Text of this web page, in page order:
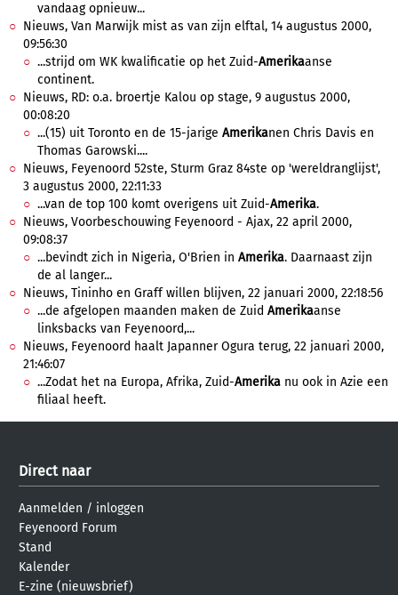
vandaag opnieuw...
Nieuws, Van Marwijk mist as van zijn elftal, 14 augustus 2000,
09:56:30
...strijd om WK kwalificatie op het Zuid-Amerikaanse
continent.
Nieuws, RD: o.a. broertje Kalou op stage, 9 augustus 2000,
00:08:20
...(15) uit Toronto en de 15-jarige Amerikanen Chris Davis en
Thomas Garowski....
Nieuws, Feyenoord 52ste, Sturm Graz 84ste op 'wereldranglijst',
3 augustus 2000, 22:11:33
...van de top 100 komt overigens uit Zuid-Amerika.
Nieuws, Voorbeschouwing Feyenoord - Ajax, 22 april 2000,
09:08:37
...bevindt zich in Nigeria, O'Brien in Amerika. Daarnaast zijn
de al langer...
Nieuws, Tininho en Graff willen blijven, 22 januari 2000, 22:18:56
...de afgelopen maanden maken de Zuid Amerikaanse
linksbacks van Feyenoord,...
Nieuws, Feyenoord haalt Japanner Ogura terug, 22 januari 2000,
21:46:07
...Zodat het na Europa, Afrika, Zuid-Amerika nu ook in Azie een
filiaal heeft.
Direct naar
Aanmelden / inloggen
Feyenoord Forum
Stand
Kalender
E-zine (nieuwsbrief)